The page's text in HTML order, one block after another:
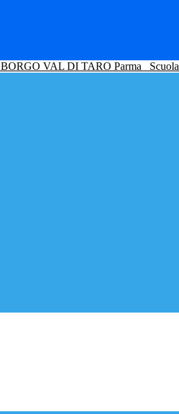
BORGO VAL DI TARO Parma